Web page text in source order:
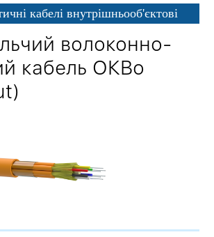
кабелі внутрішньооб'єктові
волоконно-
кабель ОКВо